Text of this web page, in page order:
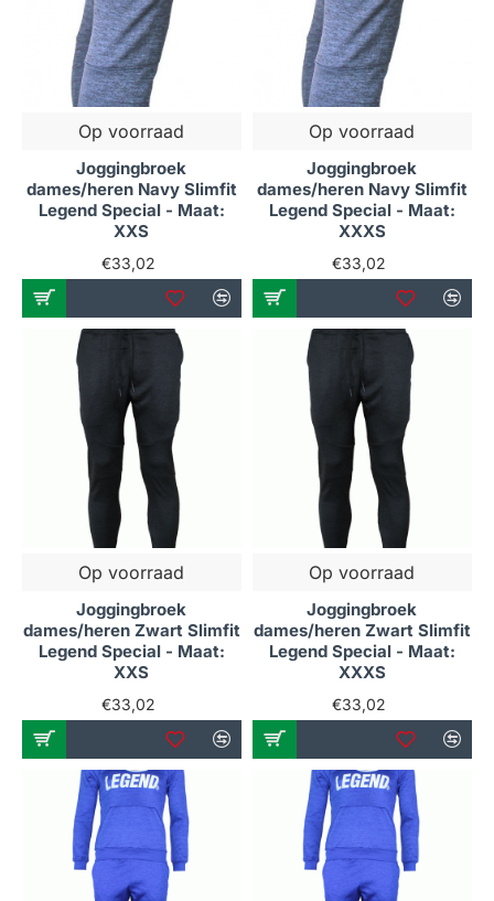
Op voorraad
Joggingbroek
dames/heren Navy Slimfit
Legend Special - Maat:
XXS
€33,02
Op voorraad
Joggingbroek
dames/heren Navy Slimfit
Legend Special - Maat:
XXXS
€33,02
Op voorraad
Joggingbroek
dames/heren Zwart Slimfit
Legend Special - Maat:
XXS
€33,02
Op voorraad
Joggingbroek
dames/heren Zwart Slimfit
Legend Special - Maat:
XXXS
€33,02